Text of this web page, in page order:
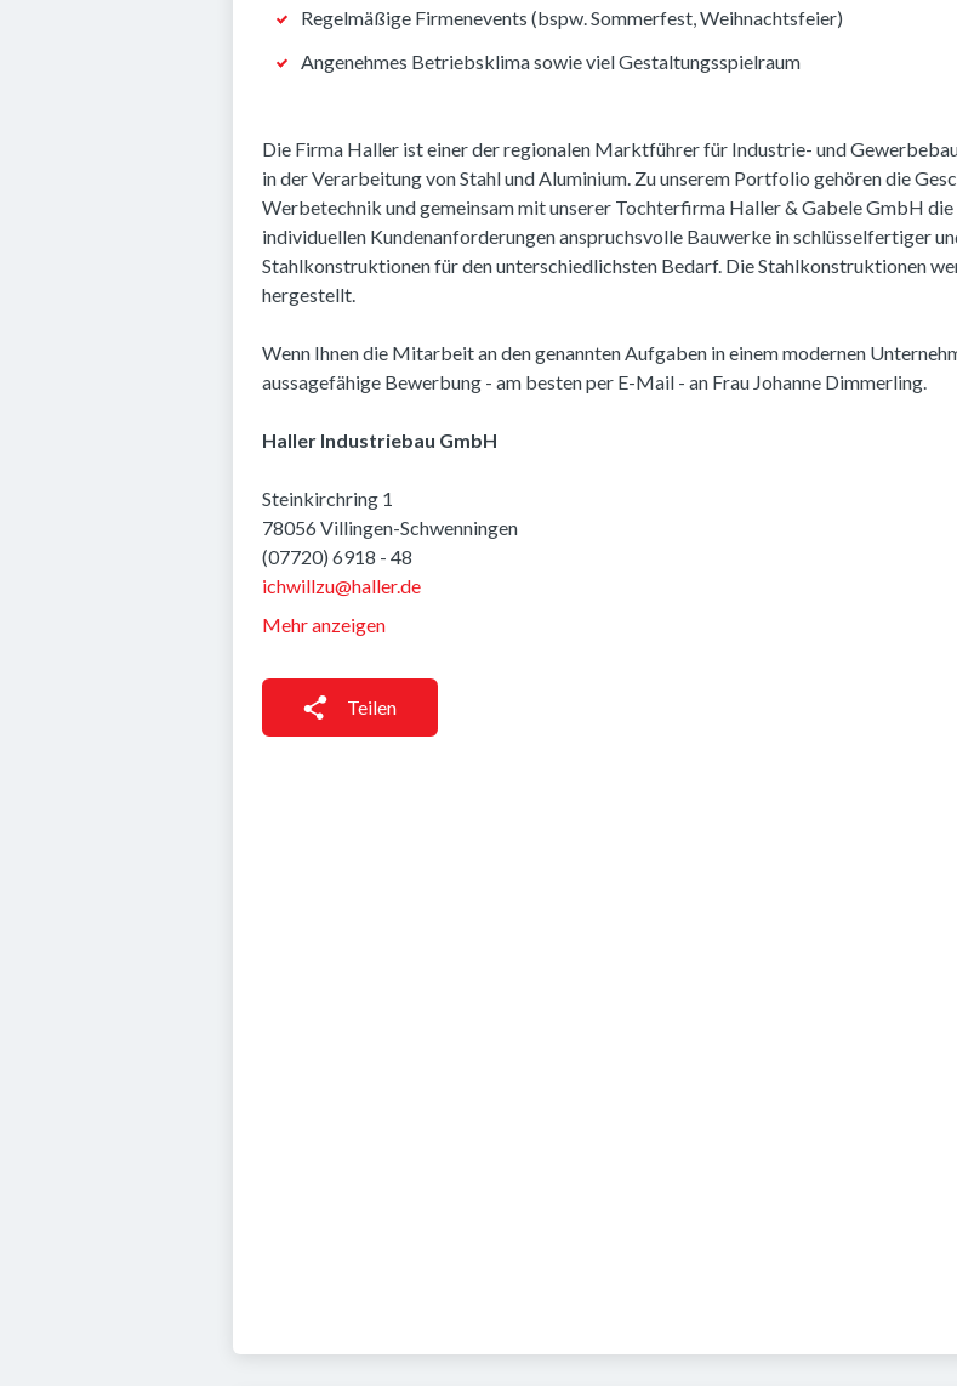
Regelmäßige Firmenevents (bspw. Sommerfest, Weihnachtsfeier)
Angenehmes Betriebsklima sowie viel Gestaltungsspielraum
Die Firma Haller ist einer der regionalen Marktführer für Industrie- und
in der Verarbeitung von Stahl und Aluminium. Zu unserem Portfolio gehören die
Werbetechnik und gemeinsam mit unserer Tochterfirma Haller & Gabele GmbH
individuellen Kundenanforderungen anspruchsvolle Bauwerke in schlüsselfertiger
Stahlkonstruktionen für den unterschiedlichsten Bedarf. Die Stahlkonstruktionen
hergestellt.
Wenn Ihnen die Mitarbeit an den genannten Aufgaben in einem modernen
aussagefähige Bewerbung - am besten per E-Mail - an Frau Johanne Dimmerling.
Haller Industriebau GmbH
Steinkirchring 1
78056 Villingen-Schwenningen
(07720) 6918 - 48
ichwillzu@haller.de
Mehr anzeigen
Teilen